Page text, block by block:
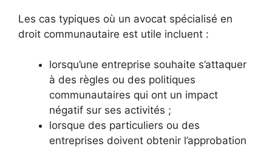
Les cas typiques où un avocat spécialisé en
droit communautaire est utile incluent :
lorsqu’une entreprise souhaite s’attaquer
à des règles ou des politiques
communautaires qui ont un impact
négatif sur ses activités ;
lorsque des particuliers ou des
entreprises doivent obtenir l’approbation